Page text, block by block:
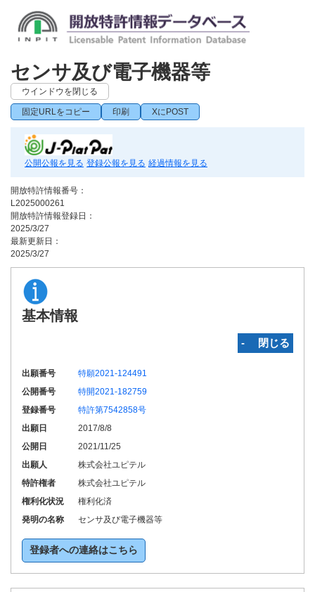
センサ及び電子機器等
ウインドウを閉じる
固定URLをコピー 印刷 XにPOST
公開公報を見る 登録公報を見る 経過情報を見る
開放特許情報番号：
L2025000261
開放特許情報登録日：
2025/3/27
最新更新日：
2025/3/27
基本情報
‐ 閉じる
出願番号
特願2021-124491
公開番号
特開2021-182759
登録番号
特許第7542858号
出願日
2017/8/8
公開日
2021/11/25
出願人
株式会社ユピテル
特許権者
株式会社ユピテル
権利化状況
権利化済
発明の名称
センサ及び電子機器等
登録者への連絡はこちら